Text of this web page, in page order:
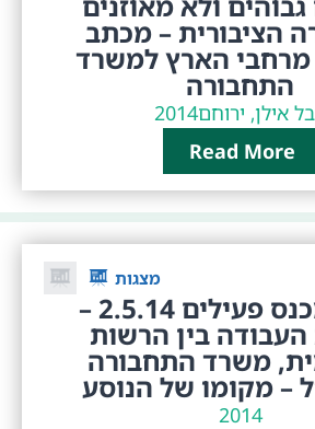
הציבורית – מכתב
מרחבי הארץ למשרד
התחבורה
2014אילן, ירוחם
Read More
מצגות
מצגת מכנס פעילים 2.5.14 –
בין הרשות
משרד התחבורה
– מקומו של הנוסע
2014